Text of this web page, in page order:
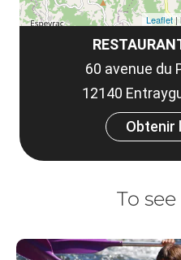
60 avenue du
12140
Obtenir
Leaflet|
To